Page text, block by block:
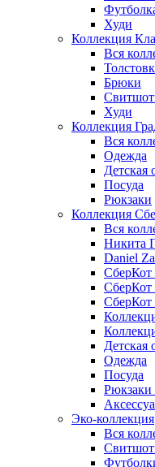
Худи
Коллекция
Вся
Брюки
Худи
Коллекция
Вся
Одежда
Детская
Посуда
Рюкзаки
Коллекция
Вся
Никита
Daniel
СберКот
СберКот
СберКот
Детская
Одежда
Посуда
Рюкзаки
Эко-коллекция
Вся